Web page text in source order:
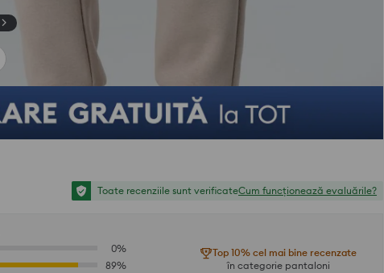
Toate recenziile sunt verificateCum funcționează evaluările?
0%
89%
Top 10% cel mai bine recenzate
în categorie pantaloni